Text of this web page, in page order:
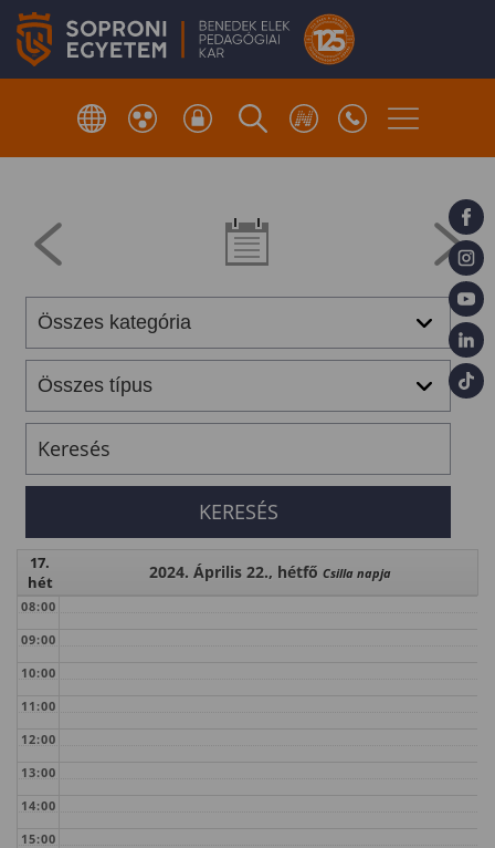
17.
hét
2024. Április 22., hétfő Csilla napja
08:00
09:00
10:00
11:00
12:00
13:00
14:00
15:00